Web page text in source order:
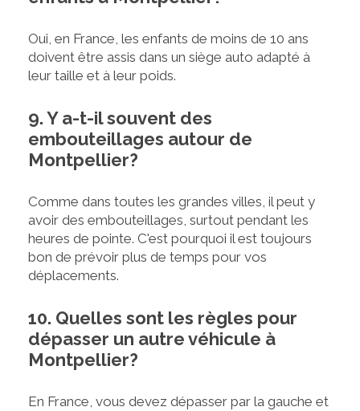
Oui, en France, les enfants de moins de 10 ans
doivent être assis dans un siège auto adapté à
leur taille et à leur poids.
9. Y a-t-il souvent des
embouteillages autour de
Montpellier?
Comme dans toutes les grandes villes, il peut y
avoir des embouteillages, surtout pendant les
heures de pointe. C'est pourquoi il est toujours
bon de prévoir plus de temps pour vos
déplacements.
10. Quelles sont les règles pour
dépasser un autre véhicule à
Montpellier?
En France, vous devez dépasser par la gauche et